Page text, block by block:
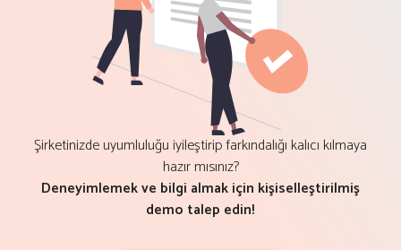
Şirketinizde uyumluluğu iyileştirip farkındalığı kalıcı kılmaya
hazır mısınız?
Deneyimlemek ve bilgi almak için kişiselleştirilmiş
demo talep edin!